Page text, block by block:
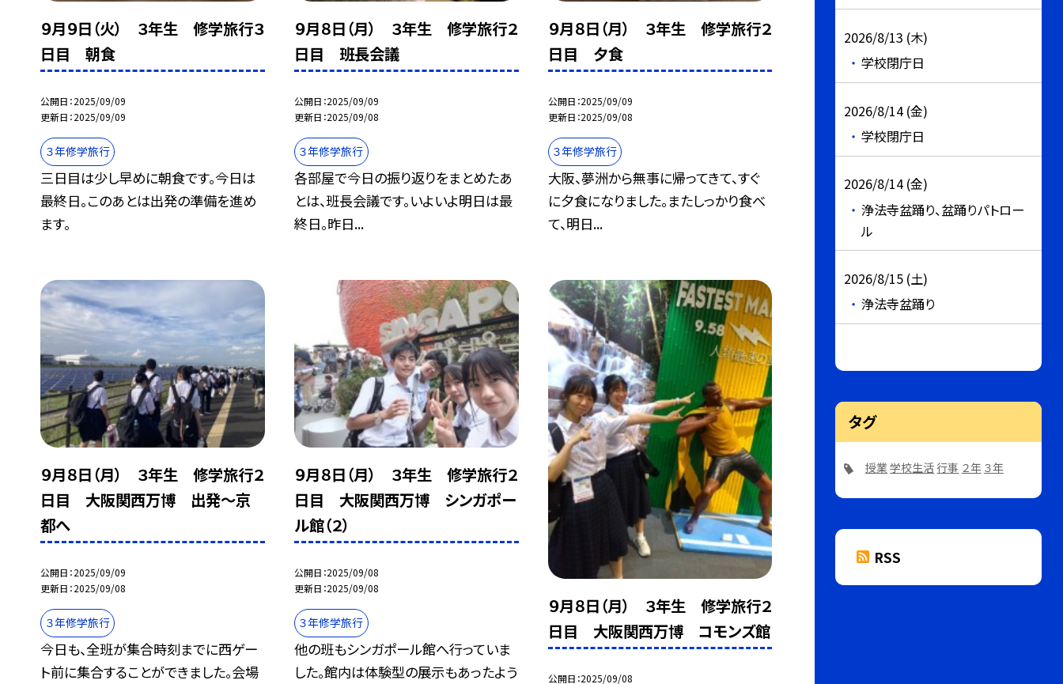
９月９日（火） ３年生 修学旅行３
日目 朝食
公開日 2025/09/09
更新日 2025/09/09
３年修学旅行
三日目は少し早めに朝食です。今日は
最終日。このあとは出発の準備を進め
ます。
９月８日（月） ３年生 修学旅行２
日目 班長会議
公開日 2025/09/09
更新日 2025/09/08
３年修学旅行
各部屋で今日の振り返りをまとめたあ
とは、班長会議です。いよいよ明日は最
終日。昨日...
９月８日（月） ３年生 修学旅行２
日目 夕食
公開日 2025/09/09
更新日 2025/09/08
３年修学旅行
大阪、夢洲から無事に帰ってきて、すぐ
に夕食になりました。またしっかり食べ
て、明日...
９月８日（月） ３年生 修学旅行２
日目 大阪関西万博 出発〜京
都へ
公開日 2025/09/09
更新日 2025/09/08
３年修学旅行
今日も、全班が集合時刻までに西ゲー
ト前に集合することができました。会場
９月８日（月） ３年生 修学旅行２
日目 大阪関西万博 シンガポー
ル館（２）
公開日 2025/09/08
更新日 2025/09/08
３年修学旅行
他の班もシンガポール館へ行っていま
した。館内は体験型の展示もあったよう
９月８日（月） ３年生 修学旅行２
日目 大阪関西万博 コモンズ館
公開日 2025/09/08
2026/8/13 (木)
学校閉庁日
2026/8/14 (金)
学校閉庁日
2026/8/14 (金)
浄法寺盆踊り、盆踊りパトロー
ル
2026/8/15 (土)
浄法寺盆踊り
タグ
授業学校生活 行事 ２年 ３年
RSS